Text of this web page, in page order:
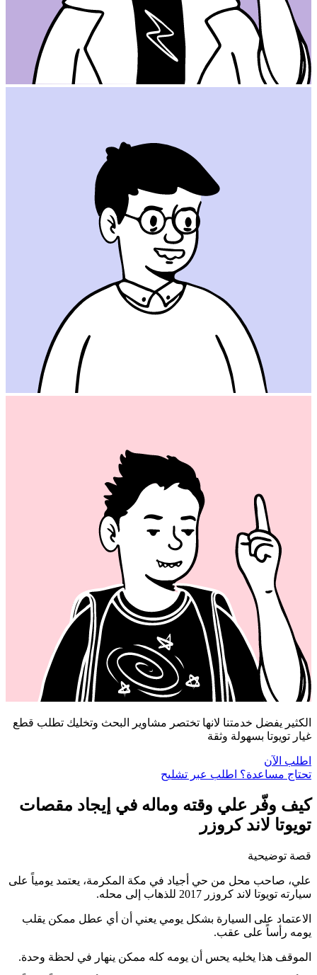
الكثير يفضل خدمتنا لانها تختصر مشاوير البحث وتخليك تطلب قطع
غيار تويوتا بسهولة وثقة
اطلب الآن
تحتاج مساعدة؟ اطلب عبر تشليح
كيف وفّر علي وقته وماله في إيجاد مقصات
تويوتا لاند كروزر
قصة توضيحية
علي، صاحب محل من حي أجياد في مكة المكرمة، يعتمد يومياً على
سيارته تويوتا لاند كروزر 2017 للذهاب إلى محله.
الاعتماد على السيارة بشكل يومي يعني أن أي عطل ممكن يقلب
يومه رأساً على عقب.
الموقف هذا يخليه يحس أن يومه كله ممكن ينهار في لحظة وحدة.